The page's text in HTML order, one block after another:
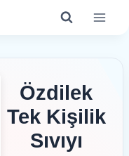
Özdilek
Tek Kişilik
Sıvıyı